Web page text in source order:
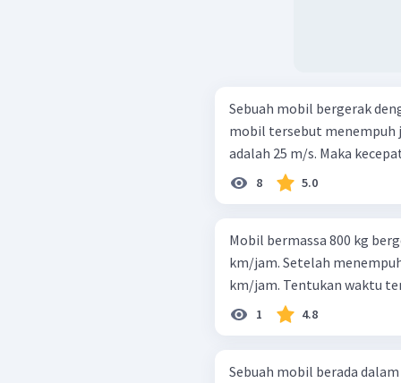
Sebuah mobil bergerak
mobil tersebut menempuh
adalah 25 m/s.
8 5.0
Mobil bermassa 800 kg
km/jam. Setelah
km/jam. Tentukan waktu
1 4.8
Sebuah mobil berada